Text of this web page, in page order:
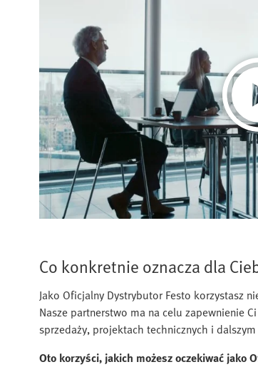
Co konkretnie oznacza dla
Jako Oficjalny Dystrybutor Festo korzystasz
Nasze partnerstwo ma na celu zapewnienie Ci
sprzedaży, projektach technicznych i
Oto korzyści, jakich możesz oczekiwać jako